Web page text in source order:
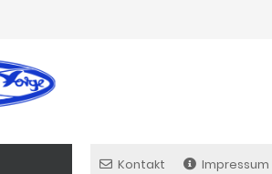
Kontakt Impressum